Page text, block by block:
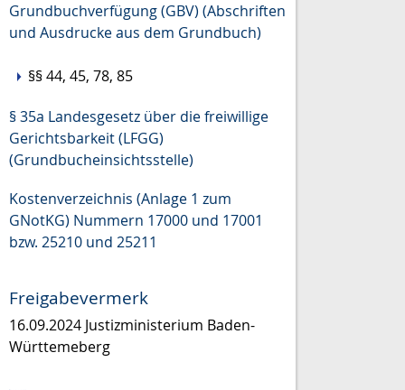
Grundbuchverfügung (GBV) (Abschriften
und Ausdrucke aus dem Grundbuch)
§§ 44, 45, 78, 85
§ 35a Landesgesetz über die freiwillige
Gerichtsbarkeit (LFGG)
(Grundbucheinsichtsstelle)
Kostenverzeichnis (Anlage 1 zum
GNotKG) Nummern 17000 und 17001
bzw. 25210 und 25211
Freigabevermerk
16.09.2024 Justizministerium Baden-
Württemeberg